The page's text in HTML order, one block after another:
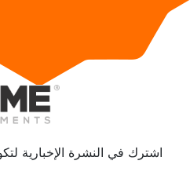
اشترك في النشرة الإخبارية